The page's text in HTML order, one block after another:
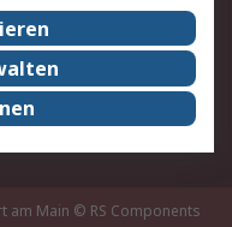
weltweit
Center
am Main © RS Components